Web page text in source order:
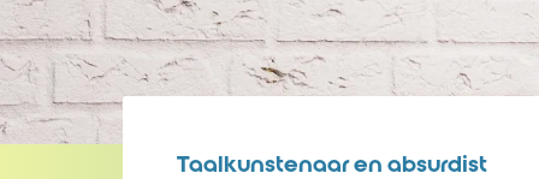
Taalkunstenaar en absurdist